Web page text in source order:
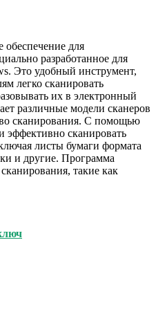
для
разработанное для
Это удобный инструмент,
легко сканировать
их в электронный
различные модели сканеров
сканирования. С помощью
эффективно сканировать
листы бумаги формата
и другие. Программа
такие как